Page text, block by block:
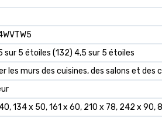
sur 5 étoiles (132) 4,5 sur 5 étoiles
les murs des cuisines, des salons et
134 x 50, 161 x 60, 210 x 78, 242 x 90,